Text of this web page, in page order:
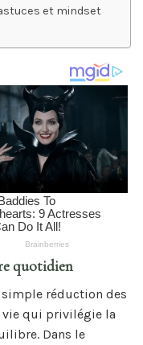
et mindset
quotidien
simple réduction des
vie qui privilégie la
Dans le